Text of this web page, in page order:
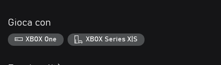
Gioca con
XBOX One XBOX Series X|S